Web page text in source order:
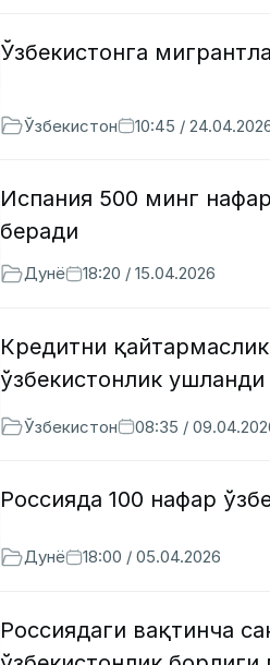
Ўзбекистонга
Ўзбекистон 10:45 /
Испания 500 минг
беради
Дунё 18:20 / 15.04.2026
Кредитни
ўзбекистонлик ушланди
Ўзбекистон 08:35 /
Россияда 100 нафар
Дунё 18:00 / 05.04.2026
Россиядаги вақтинча